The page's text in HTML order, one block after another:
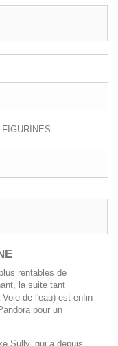
rentables de
la suite tant
de l'eau) est enfin
pour un
Sully, qui a depuis